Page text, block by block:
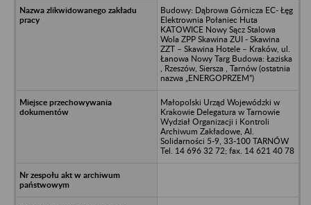
Budowy: Dąbrowa Górnicza EC- Łęg
Elektrownia Połaniec Huta
KATOWICE Nowy Sącz Stalowa
Wola ZPP Skawina ZUI - Skawina
ZZT – Skawina Hotele – Kraków, ul.
Łanowa Nowy Targ Budowa: Łaziska
, Rzeszów, Siersza , Tarnów (ostatnia
nazwa „ENERGOPRZEM”)
Małopolski Urząd Wojewódzki w
Krakowie Delegatura w Tarnowie
Wydział Organizacji i Kontroli
Archiwum Zakładowe, Al.
Solidarności 5-9, 33-100 TARNÓW
Tel. 14 696 32 72; fax. 14 621 40 78